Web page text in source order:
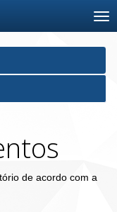
de acordo com a